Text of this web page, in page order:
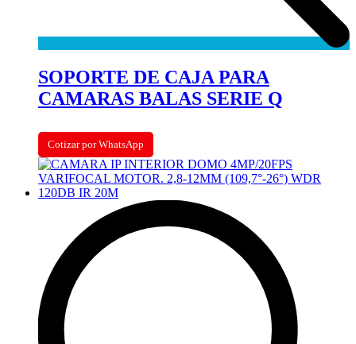
SOPORTE DE CAJA PARA
CAMARAS BALAS SERIE Q
Cotizar por WhatsApp